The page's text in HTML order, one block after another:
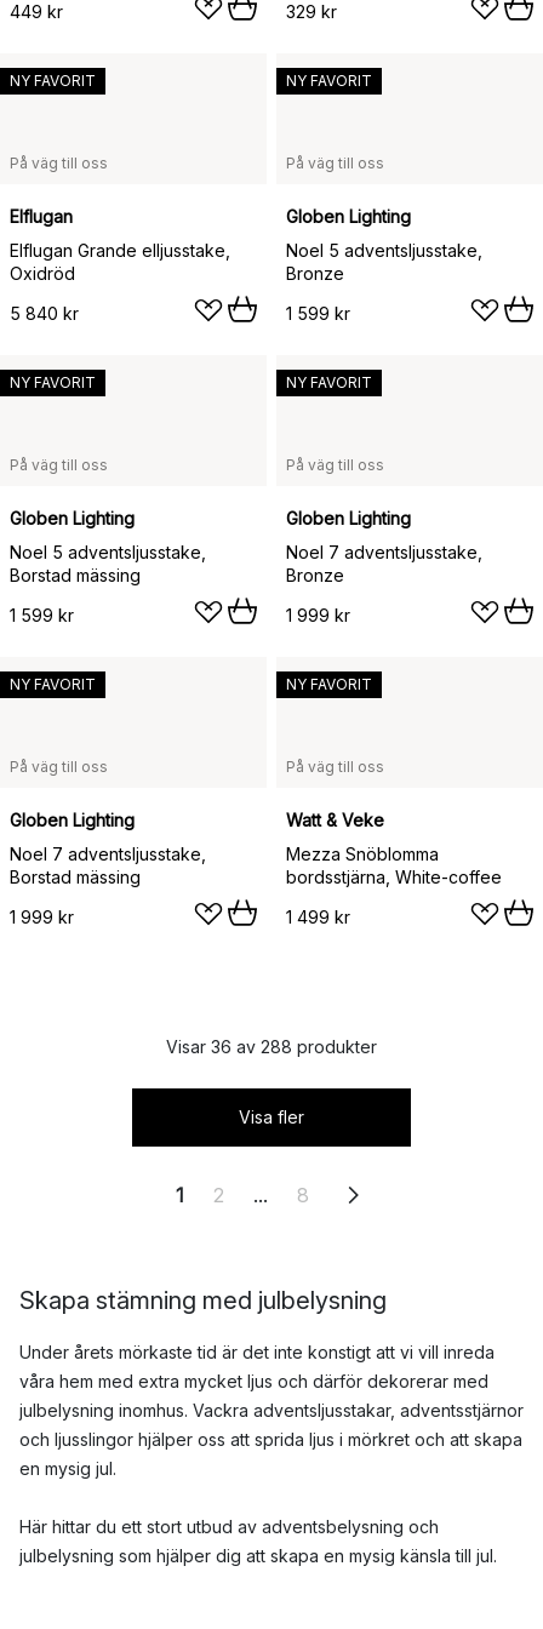
449 kr 329 kr
På väg till oss
Elflugan
Elflugan Grande elljusstake,
Oxidröd
5 840 kr
NY FAVORIT
På väg till oss
Globen Lighting
Noel 5 adventsljusstake,
Bronze
1 599 kr
NY FAVORIT
På väg till oss
Globen Lighting
Noel 5 adventsljusstake,
Borstad mässing
1 599 kr
NY FAVORIT
På väg till oss
Globen Lighting
Noel 7 adventsljusstake,
Bronze
1 999 kr
NY FAVORIT
På väg till oss
Globen Lighting
Noel 7 adventsljusstake,
Borstad mässing
1 999 kr
NY FAVORIT
På väg till oss
Watt & Veke
Mezza Snöblomma
bordsstjärna, White-coffee
1 499 kr
NY FAVORIT
Visar 36 av 288 produkter
Visa fler
1 2 ... 8
Skapa stämning med julbelysning
Under årets mörkaste tid är det inte konstigt att vi vill inreda
våra hem med extra mycket ljus och därför dekorerar med
julbelysning inomhus. Vackra adventsljusstakar, adventsstjärnor
och ljusslingor hjälper oss att sprida ljus i mörkret och att skapa
en mysig jul.
Här hittar du ett stort utbud av adventsbelysning och
julbelysning som hjälper dig att skapa en mysig känsla till jul.